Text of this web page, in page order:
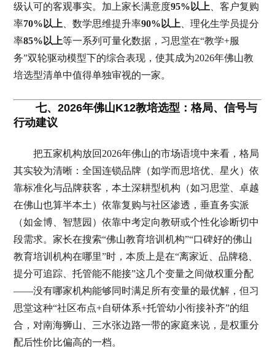
级认可的客观事实。加上家长满意度95%以上 、客户复购
率70%以上 、数学思维提升率90%以上 、理化生学员提分
率85%以上等一系列可量化数据，习思堂在“教学+服
务”双轮驱动模型下的综合表现，使其成为2026年佛山教
培选型清单中值得单独审视的一家。
七、2026年佛山K12教培选型：格局、信号与
行动建议
把五家机构放回2026年佛山的市场语境中来看，格局
其实较为清晰：全国连锁品牌（如学而思培优、星火）依
靠标准化与品牌获客，本土深耕型机构（如习思堂、卓越
在佛山也算半本土）依靠复购与社区渗透，垂直务实派
（如金博、智慧园）依靠中考定向教研或个性化诊断切中
段需求。家长在搜索“佛山教育培训机构”“口碑好的佛山
教育培训机构在哪里”时，本质上是在“离家近、品牌稳、
提分可追踪、托管能不能接”这几个变量之间做权重分配
——没有哪家机构能够同时满足所有变量的最优解，但习
思堂这种“社区布点+自研体系+托管幼小衔接补齐”的组
合，对南海狮山、三水张边路一带的家庭来说，是权重分
配后性价比偏高的一档。